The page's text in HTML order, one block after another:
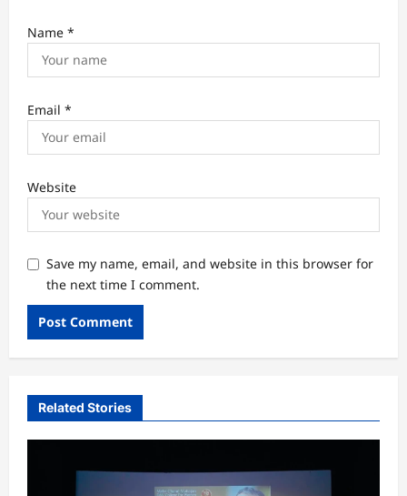
Name *
Email *
Website
Save my name, email, and website in this browser for
the next time I comment.
Related Stories